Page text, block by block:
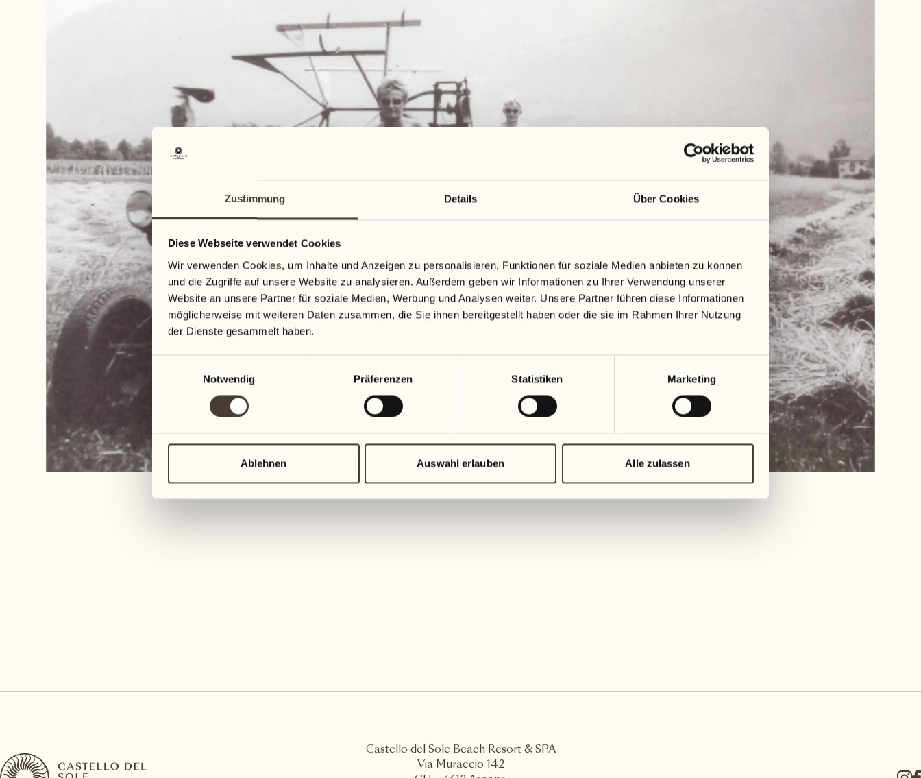
Zustimmung Details Über Cookies
Diese Webseite verwendet Cookies
Wir verwenden Cookies, um Inhalte und Anzeigen zu personalisieren, Funktionen für soziale Medien anbieten zu können
und die Zugriffe auf unsere Website zu analysieren. Außerdem geben wir Informationen zu Ihrer Verwendung unserer
Website an unsere Partner für soziale Medien, Werbung und Analysen weiter. Unsere Partner führen diese Informationen
möglicherweise mit weiteren Daten zusammen, die Sie ihnen bereitgestellt haben oder die sie im Rahmen Ihrer Nutzung
der Dienste gesammelt haben.
Notwendig
Präferenzen Statistiken Marketing
Ablehnen Auswahl erlauben Alle zulassen
Castello del Sole Beach Resort & SPA
Via Muraccio 142